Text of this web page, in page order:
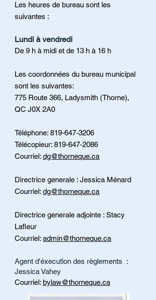
Les heures de bureau sont les
suivantes :
Lundi à vendredi
De 9 h à midi et de 13 h à 16 h
Les coordonnées du bureau municipal
sont les suivantes:
775 Route 366, Ladysmith (Thorne),
QC J0X 2A0
Téléphone: 819-647-3206
Télécopieur: 819-647-2086
Courriel: dg@thorneque.ca
Directrice generale : Jessica Ménard
Courriel: dg@thorneque.ca
Directrice generale adjointe : Stacy
Lafleur
Courriel: admin@thorneque.ca
Agent d'éxecution des règlements :
Jessica Vahey
Courriel: bylaw@thorneque.ca